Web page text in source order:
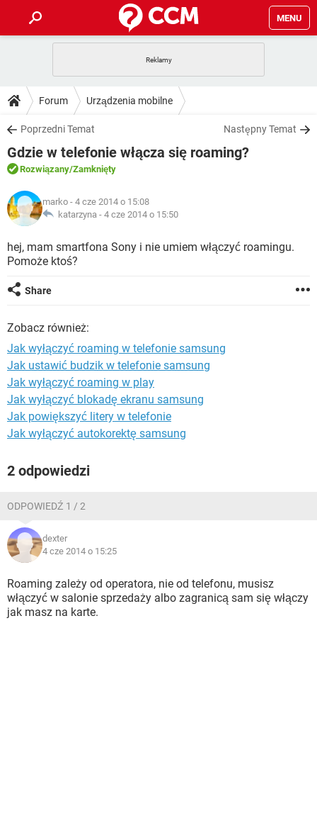
MENU
GRY WHATSAPP
SPOTIFY
INSTAGRAM FACEBOOK
WINDOWS 10
PORADY
PlayStation TIKTOK
SPOTIFY
INSTAGRAM
WINDOWS 10
DO POBRANIA
ANDROID TIKTOK
GRY
IOS
INSTAGRAM
WINDOWS 10
FORUM
COVID-19
GRY WHATSAPP
INSTAGRAM
WINDOWS 10
ARTYKUŁY
COVID-19
GRY WHATSAPP
INSTAGRAM
WINDOWS 10
Forum Urządzenia mobilne
Poprzedni Temat Następny Temat
Gdzie w telefonie włącza się roaming?
Rozwiązany/Zamknięty
marko - 4 cze 2014 o 15:08
katarzyna - 4 cze 2014 o 15:50
hej, mam smartfona Sony i nie umiem włączyć roamingu.
Pomoże ktoś?
Share
Zobacz również:
Jak wyłączyć roaming w telefonie samsung
Jak ustawić budzik w telefonie samsung
Jak wyłączyć roaming w play
Jak wyłączyć blokadę ekranu samsung
Jak powiększyć litery w telefonie
Jak wyłączyć autokorektę samsung
2 odpowiedzi
ODPOWIEDŹ 1 / 2
dexter
4 cze 2014 o 15:25
Roaming zależy od operatora, nie od telefonu, musisz
włączyć w salonie sprzedaży albo zagranicą sam się włączy
jak masz na karte.